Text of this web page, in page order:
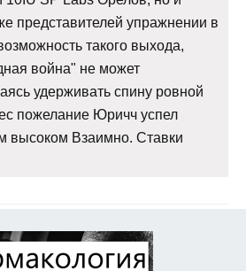
представителей упражнении в
такого выхода,
война" не может
удерживать спину ровной
пожелание Юричч успел
высоком Взаимно. Ставки